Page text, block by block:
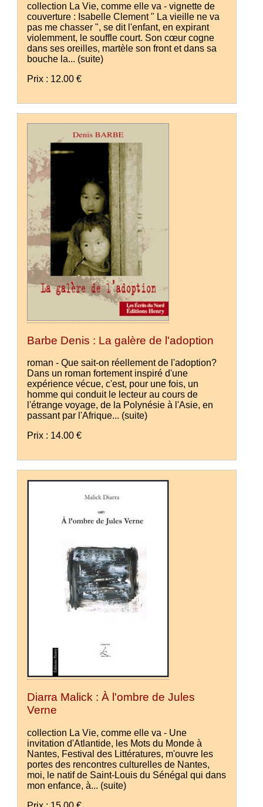
collection La Vie, comme elle va - vignette de
couverture : Isabelle Clement " La vieille ne va
pas me chasser ", se dit l'enfant, en expirant
violemment, le souffle court. Son cœur cogne
dans ses oreilles, martèle son front et dans sa
bouche la... (suite)
Prix : 12.00 €
Barbe Denis : La galère de l'adoption
roman - Que sait-on réellement de l'adoption?
Dans un roman fortement inspiré d'une
expérience vécue, c'est, pour une fois, un
homme qui conduit le lecteur au cours de
l'étrange voyage, de la Polynésie à l'Asie, en
passant par l'Afrique... (suite)
Prix : 14.00 €
Diarra Malick : À l'ombre de Jules
Verne
collection La Vie, comme elle va - Une
invitation d'Atlantide, les Mots du Monde à
Nantes, Festival des Littératures, m'ouvre les
portes des rencontres culturelles de Nantes,
moi, le natif de Saint-Louis du Sénégal qui dans
mon enfance, à... (suite)